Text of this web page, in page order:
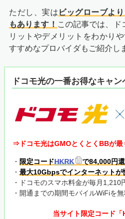
ただし、実は ビッグローブよ
もあります！ この記事では、ド
リットやデメリットをわかり
すすめなプロバイダもご紹介し
ドコモ光の一番お得なキャン
⇒ドコモ光はGMOとくとくBBが最
・ 限定コードHKRK
で84,000円
・ 最大10Gbpsでインターネットが
・ドコモのスマホ料金が毎月1,210
・開通までの期間モバイルWiFiを
当サイト限定コード